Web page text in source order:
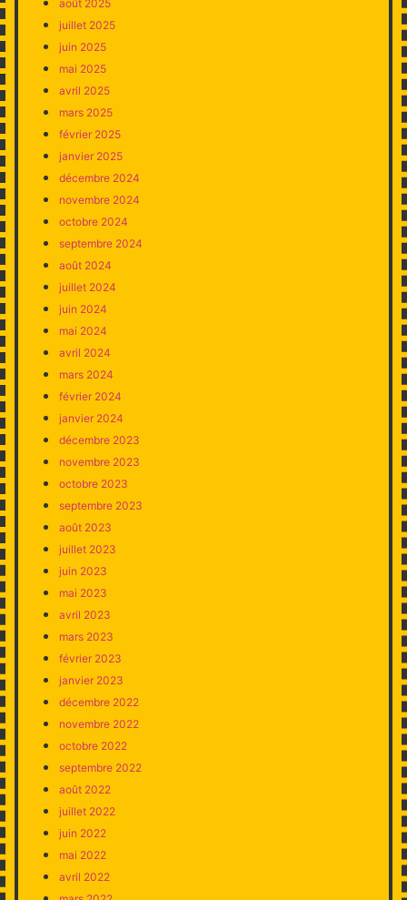
août 2025
juillet 2025
juin 2025
mai 2025
avril 2025
mars 2025
février 2025
janvier 2025
décembre 2024
novembre 2024
octobre 2024
septembre 2024
août 2024
juillet 2024
juin 2024
mai 2024
avril 2024
mars 2024
février 2024
janvier 2024
décembre 2023
novembre 2023
octobre 2023
septembre 2023
août 2023
juillet 2023
juin 2023
mai 2023
avril 2023
mars 2023
février 2023
janvier 2023
décembre 2022
novembre 2022
octobre 2022
septembre 2022
août 2022
juillet 2022
juin 2022
mai 2022
avril 2022